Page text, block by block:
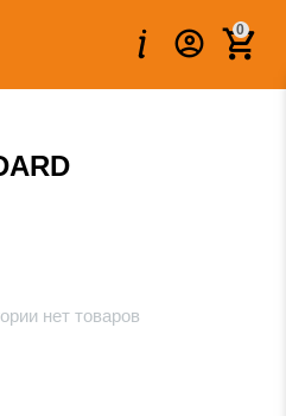
0
нет товаров